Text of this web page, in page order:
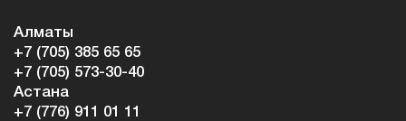
Алматы
+7 (705) 385 65 65
+7 (705) 573-30-40
Астана
+7 (776) 911 01 11